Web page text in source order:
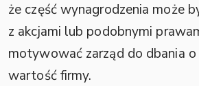
że część wynagrodzenia może
z akcjami lub podobnymi
motywować zarząd do dbania
wartość firmy.